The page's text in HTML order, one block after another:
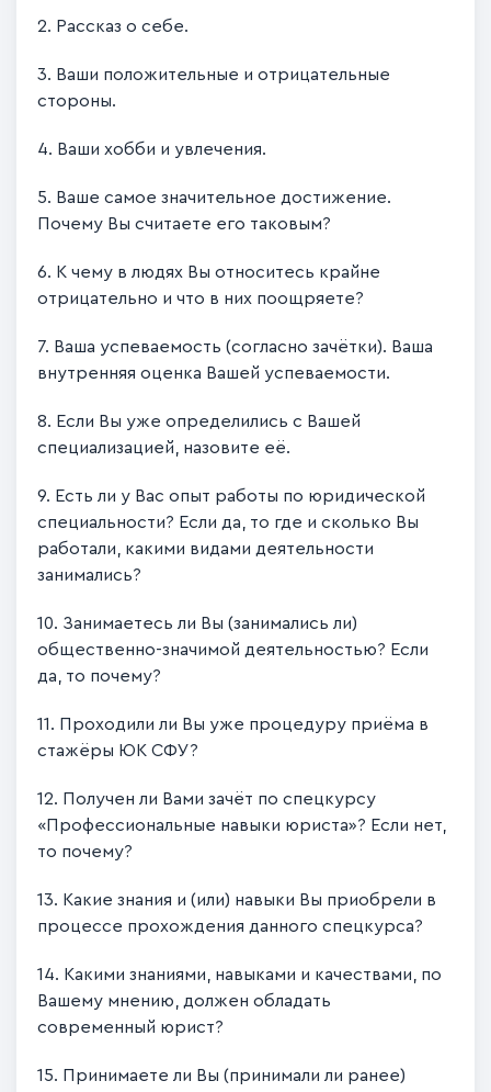
2. Рассказ о себе.
3. Ваши положительные и отрицательные
стороны.
4. Ваши хобби и увлечения.
5. Ваше самое значительное достижение.
Почему Вы считаете его таковым?
6. К чему в людях Вы относитесь крайне
отрицательно и что в них поощряете?
7. Ваша успеваемость (согласно зачётки). Ваша
внутренняя оценка Вашей успеваемости.
8. Если Вы уже определились с Вашей
специализацией, назовите её.
9. Есть ли у Вас опыт работы по юридической
специальности? Если да, то где и сколько Вы
работали, какими видами деятельности
занимались?
10. Занимаетесь ли Вы (занимались ли)
общественно-значимой деятельностью? Если
да, то почему?
11. Проходили ли Вы уже процедуру приёма в
стажёры ЮК СФУ?
12. Получен ли Вами зачёт по спецкурсу
«Профессиональные навыки юриста»? Если нет,
то почему?
13. Какие знания и (или) навыки Вы приобрели в
процессе прохождения данного спецкурса?
14. Какими знаниями, навыками и качествами, по
Вашему мнению, должен обладать
современный юрист?
15. Принимаете ли Вы (принимали ли ранее)